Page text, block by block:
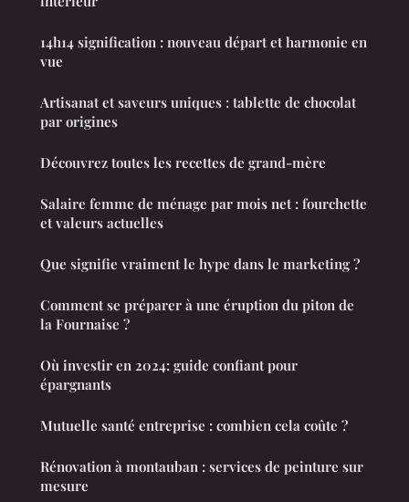
14h14 signification : nouveau départ et harmonie en
vue
Artisanat et saveurs uniques : tablette de chocolat
par origines
Découvrez toutes les recettes de grand-mère
Salaire femme de ménage par mois net : fourchette
et valeurs actuelles
Que signifie vraiment le hype dans le marketing ?
Comment se préparer à une éruption du piton de
la Fournaise ?
Où investir en 2024: guide confiant pour
épargnants
Mutuelle santé entreprise : combien cela coûte ?
Rénovation à montauban : services de peinture sur
mesure